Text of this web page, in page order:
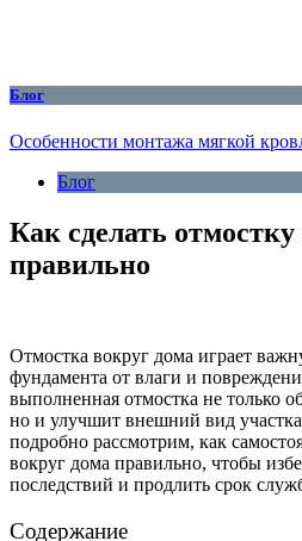
Блог
Особенности монтажа мягкой
Блог
Как сделать
правильно
Отмостка вокруг дома играет
фундамента от влаги и
выполненная отмостка не только
но и улучшит внешний вид
подробно рассмотрим, как
вокруг дома правильно, чтобы
последствий и продлить срок
Содержание